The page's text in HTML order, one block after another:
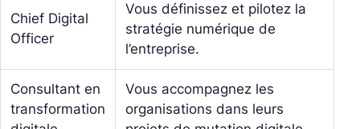
Chief Digital
Officer
Vous définissez et pilotez la
stratégie numérique de
l’entreprise.
Consultant en
transformation
Vous accompagnez les
organisations dans leurs